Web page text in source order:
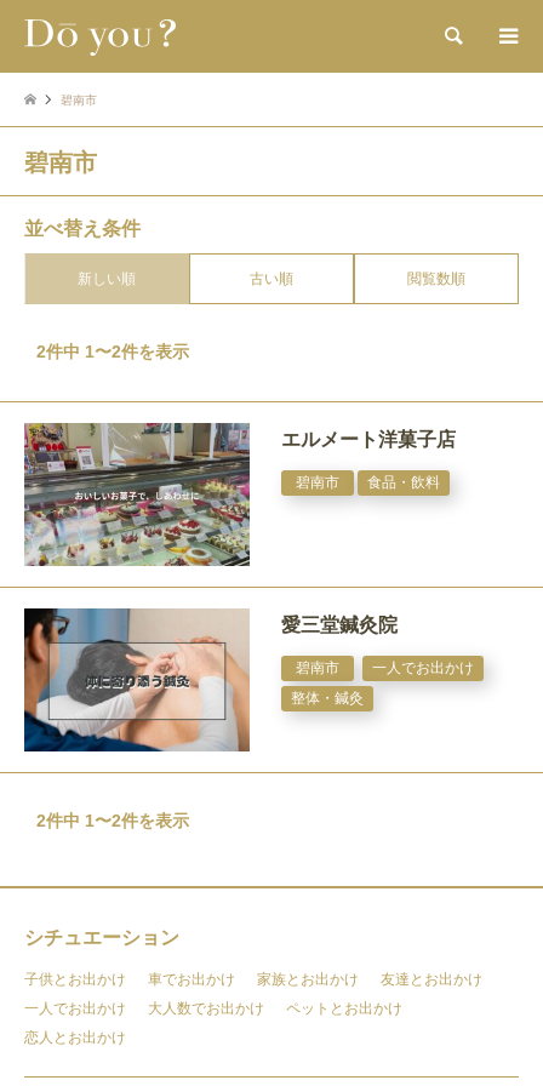
検索
碧南市
碧南市
並べ替え条件
新しい順 古い順 閲覧数順
2件中 1〜2件を表示
エルメート洋菓子店
碧南市 食品・飲料
愛三堂鍼灸院
碧南市
一人でお出かけ
整体・鍼灸
2件中 1〜2件を表示
シチュエーション
子供とお出かけ 車でお出かけ 家族とお出かけ
友達とお出かけ
一人でお出かけ
大人数でお出かけ
ペットとお出かけ
恋人とお出かけ